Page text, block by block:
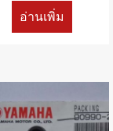
อ่านเพิ่ม